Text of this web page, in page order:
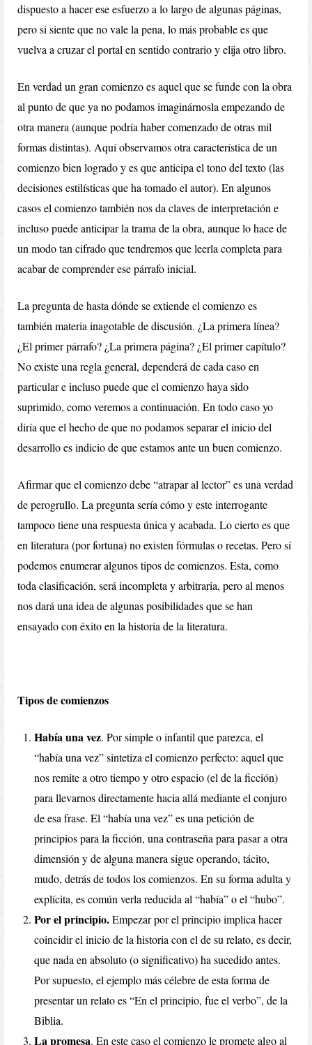
dispuesto a hacer ese esfuerzo a lo largo de algunas páginas,
pero si siente que no vale la pena, lo más probable es que
vuelva a cruzar el portal en sentido contrario y elija otro libro.
En verdad un gran comienzo es aquel que se funde con la obra
al punto de que ya no podamos imaginárnosla empezando de
otra manera (aunque podría haber comenzado de otras mil
formas distintas). Aquí observamos otra característica de un
comienzo bien logrado y es que anticipa el tono del texto (las
decisiones estilísticas que ha tomado el autor). En algunos
casos el comienzo también nos da claves de interpretación e
incluso puede anticipar la trama de la obra, aunque lo hace de
un modo tan cifrado que tendremos que leerla completa para
acabar de comprender ese párrafo inicial.
La pregunta de hasta dónde se extiende el comienzo es
también materia inagotable de discusión. ¿La primera línea?
¿El primer párrafo? ¿La primera página? ¿El primer capítulo?
No existe una regla general, dependerá de cada caso en
particular e incluso puede que el comienzo haya sido
suprimido, como veremos a continuación. En todo caso yo
diría que el hecho de que no podamos separar el inicio del
desarrollo es indicio de que estamos ante un buen comienzo.
Afirmar que el comienzo debe “atrapar al lector” es una verdad
de perogrullo. La pregunta sería cómo y este interrogante
tampoco tiene una respuesta única y acabada. Lo cierto es que
en literatura (por fortuna) no existen fórmulas o recetas. Pero sí
podemos enumerar algunos tipos de comienzos. Esta, como
toda clasificación, será incompleta y arbitraria, pero al menos
nos dará una idea de algunas posibilidades que se han
ensayado con éxito en la historia de la literatura.
Tipos de comienzos
Había una vez. Por simple o infantil que parezca, el
“había una vez” sintetiza el comienzo perfecto: aquel que
nos remite a otro tiempo y otro espacio (el de la ficción)
para llevarnos directamente hacia allá mediante el conjuro
de esa frase. El “había una vez” es una petición de
principios para la ficción, una contraseña para pasar a otra
dimensión y de alguna manera sigue operando, tácito,
mudo, detrás de todos los comienzos. En su forma adulta y
explícita, es común verla reducida al “había” o el “hubo”.
Por el principio.Empezar por el principio implica hacer
coincidir el inicio de la historia con el de su relato, es decir,
que nada en absoluto (o significativo) ha sucedido antes.
Por supuesto, el ejemplo más célebre de esta forma de
presentar un relato es “En el principio, fue el verbo”, de la
Biblia.
La promesa. En este caso el comienzo le promete algo al